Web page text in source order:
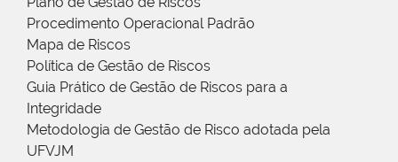
Procedimento Operacional Padrão
Mapa de Riscos
Política de Gestão de Riscos
Guia Prático de Gestão de Riscos para a
Integridade
Metodologia de Gestão de Risco adotada pela
UFVJM